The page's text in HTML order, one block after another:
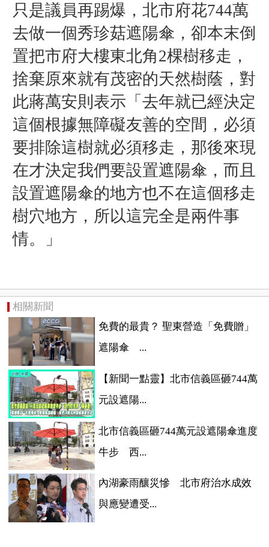
只是議員再踢爆，北市府花744萬
去做一個秀珍菇遮陽傘，卻本末倒
置把市府大樓東北角2棵樹移走，
捨棄原來就有茂密的天然樹蔭，對
此蔣萬安則表示「去年就已經決定
這個根據無障礙友善的空間，必須
要排除這樹就必須移走，那後來現
在才決定我們要設置遮陽傘，而且
設置遮陽傘的地方也不在這個移走
樹穴地方，所以這完全是兩件事
情。」
相關新聞
免費的最貴？ 聖東營造「免費贈」
遮陽傘 ...
【新聞一點靈】北市信義區砸744萬
元設遮陽...
北市信義區砸744萬元設遮陽傘進度
牛步 西...
內湖豪雨釀災慘 北市府治水成效
與應變遭受...